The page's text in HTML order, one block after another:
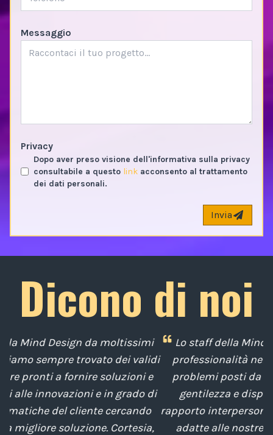
Messaggio
Privacy
Dopo aver preso visione dell'informativa sulla privacy
consultabile a questo link acconsento al trattamento
dei dati personali.
Invia
Dicono di noi
Lo staff della Mind Design ci ha mostrato la sua
professionalità nella soluzione tempestiva dei
problemi posti da noi nel corso degli anni, con
gentilezza e disponibilità nella gestione del
rapporto interpersonale, con competenze tecniche
adatte alle nostre esigenze sempre attenti al